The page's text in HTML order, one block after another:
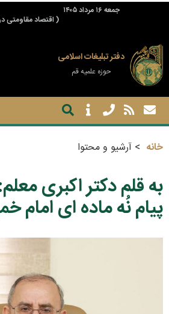
جمعه ۱۶ مرداد ۱۴۰۵
( اقتصاد مقاومتی
دفتر تبلیغات اسلامی
حوزه علمیه قم
خانه آرشیو و محتوا
به قلم دکتر اکبری
پیام نُه ماده ای امام